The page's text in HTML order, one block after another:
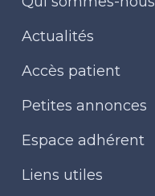
Actualités
Accès patient
Petites annonces
Espace adhérent
Liens utiles